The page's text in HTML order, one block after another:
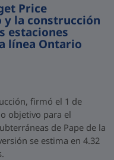
Price
y la construcción
estaciones
línea Ontario
firmó el 1 de
objetivo para el
de Pape de la
se estima en 4.32